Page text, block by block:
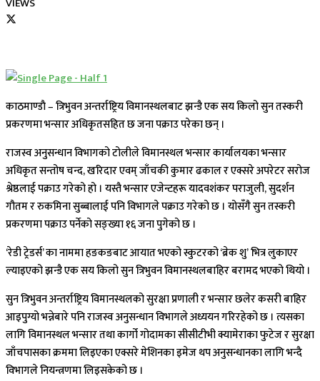
काठमाण्डाै – त्रिभुवन अन्तर्राष्ट्रिय विमानस्थलबाट झन्डै एक सय किलो सुन तस्करी
प्रकरणमा भन्सार अधिकृतसहित छ जना पक्राउ परेका छन् ।
राजस्व अनुसन्धान विभागको टोलीले विमानस्थल भन्सार कार्यालयका भन्सार
अधिकृत सन्तोष चन्द, खरिदार एवम् जाँचकी कुमार ढकाल र एक्सरे अपरेटर सरोज
श्रेष्ठलाई पक्राउ गरेको हो । यस्तै भन्सार एजेन्टहरू यादवशंकर पराजुली, सुदर्शन
गौतम र रुकमिना सुब्बालाई पनि विभागले पक्राउ गरेको छ । योसँगै सुन तस्करी
प्रकरणमा पक्राउ पर्नेको सङ्ख्या १६ जना पुगेको छ ।
‘रेडी ट्रेडर्स’ का नाममा हङकङबाट आयात भएको स्कुटरको ‘ब्रेक शु’ भित्र लुकाएर
ल्याइएको झन्डै एक सय किलो सुन त्रिभुवन विमानस्थलबाहिर बरामद भएको थियो ।
सुन त्रिभुवन अन्तर्राष्ट्रिय विमानस्थलको सुरक्षा प्रणाली र भन्सार छलेर कसरी बाहिर
आइपुग्यो भन्नेबारे पनि राजस्व अनुसन्धान विभागले अध्ययन गरिरहेको छ । त्यसका
लागि विमानस्थल भन्सार तथा कार्गो गोदामका सीसीटीभी क्यामेराका फुटेज र सुरक्षा
जाँचपासका क्रममा लिइएका एक्सरे मेशिनका इमेज थप अनुसन्धानका लागि भन्दै
विभागले नियन्त्रणमा लिइसकेको छ ।